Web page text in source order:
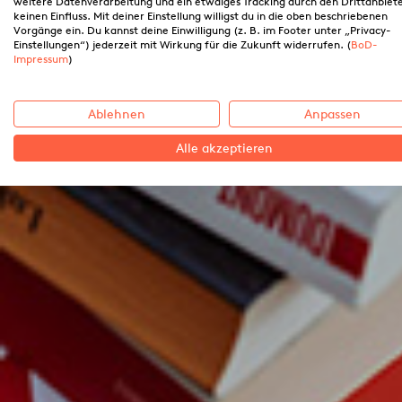
keinen Einfluss. Mit deiner Einstellung willigst du in die oben beschriebenen
Vorgänge ein. Du kannst deine Einwilligung (z. B. im Footer unter „Privacy-
Einstellungen“) jederzeit mit Wirkung für die Zukunft widerrufen. (BoD-
Impressum)
Ablehnen Anpassen
Alle akzeptieren